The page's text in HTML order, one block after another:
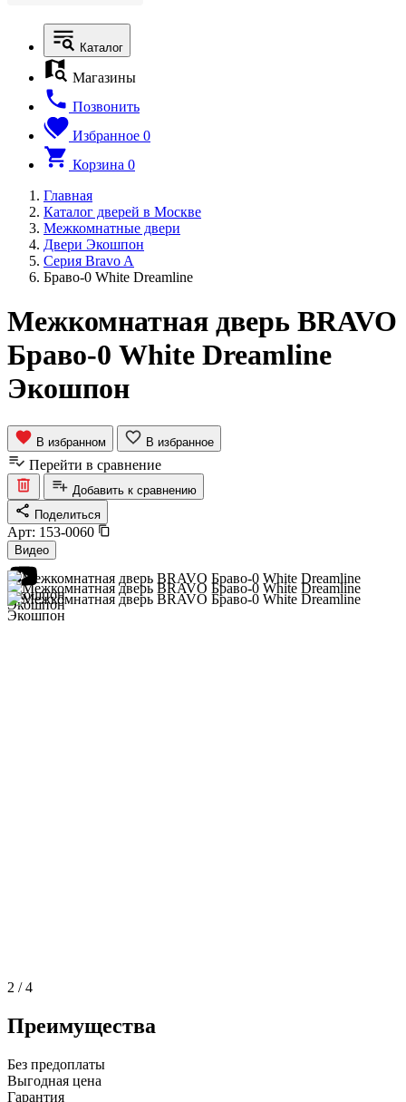
Каталог
Магазины
Позвонить
Избранное 0
Корзина 0
Главная
Каталог дверей в Москве
Межкомнатные двери
Двери Экошпон
Серия Bravo A
Браво-0 White Dreamline
Межкомнатная дверь BRAVO
Браво-0 White Dreamline
Экошпон
В избранном В избранное
Перейти в сравнение
Добавить к сравнению
Поделиться
Арт: 153-0060
Видео
2 /4
Преимущества
Без предоплаты
Выгодная цена
Гарантия